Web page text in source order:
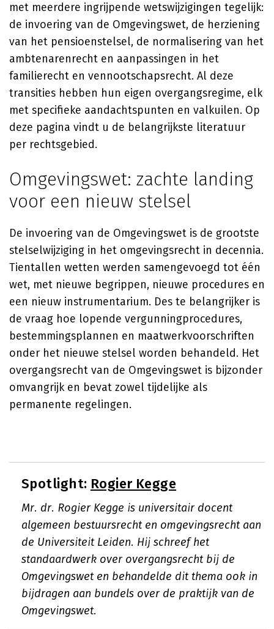
met meerdere ingrijpende wetswijzigingen tegelijk:
de invoering van de Omgevingswet, de herziening
van het pensioenstelsel, de normalisering van het
ambtenarenrecht en aanpassingen in het
familierecht en vennootschapsrecht. Al deze
transities hebben hun eigen overgangsregime, elk
met specifieke aandachtspunten en valkuilen. Op
deze pagina vindt u de belangrijkste literatuur
per rechtsgebied.
Omgevingswet: zachte landing
voor een nieuw stelsel
De invoering van de Omgevingswet is de grootste
stelselwijziging in het omgevingsrecht in decennia.
Tientallen wetten werden samengevoegd tot één
wet, met nieuwe begrippen, nieuwe procedures en
een nieuw instrumentarium. Des te belangrijker is
de vraag hoe lopende vergunningprocedures,
bestemmingsplannen en maatwerkvoorschriften
onder het nieuwe stelsel worden behandeld. Het
overgangsrecht van de Omgevingswet is bijzonder
omvangrijk en bevat zowel tijdelijke als
permanente regelingen.
Spotlight: Rogier Kegge
Mr. dr. Rogier Kegge is universitair docent
algemeen bestuursrecht en omgevingsrecht aan
de Universiteit Leiden. Hij schreef het
standaardwerk over overgangsrecht bij de
Omgevingswet en behandelde dit thema ook in
bijdragen aan bundels over de praktijk van de
Omgevingswet.